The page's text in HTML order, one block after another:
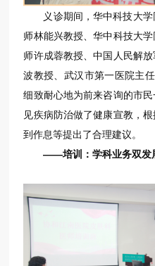
义诊期间，华中科技大
师林能兴教授、华中科技大
师许成蓉教授、中国人民解
波教授、武汉市第一医院主
细致耐心地为前来咨询的市
见疾病防治做了健康宣教，
到作息等提出了合理建议。
——培训：学科业务双发